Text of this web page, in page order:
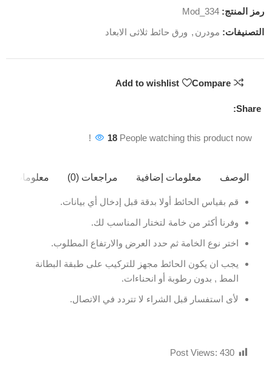
رمز المنتج:Mod_334
التصنيفات: مودرن , ورق حائط ثلاثى الابعاد
Compare
Add to wishlist
Share:
18 People watching this product now!
الوصف معلومات إضافية مراجعات (0) معلومات
قم بقياس الحائط أولا بدقة قبل إدخال أي بيانات.
وفرنا أكثر من خامة لتختار المناسب لك.
اختر نوع الخامة ثم حدد العرض والارتفاع المطلوب.
يجب ان يكون الحائط مجهز للتركيب على طبقة البطانة
المط , بدون رطوبة أو انحناءات.
لأى استفسار قبل الشراء لا تتردد في الاتصال.
Post Views: 430